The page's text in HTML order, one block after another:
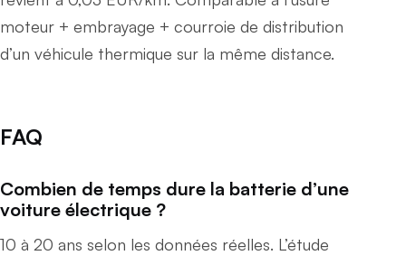
moteur + embrayage + courroie de distribution
d’un véhicule thermique sur la même distance.
FAQ
Combien de temps dure la batterie d’une
voiture électrique ?
10 à 20 ans selon les données réelles. L’étude